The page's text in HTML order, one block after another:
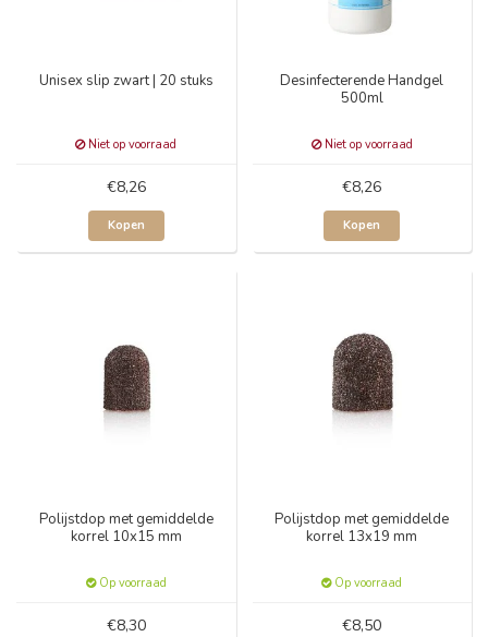
Unisex slip zwart | 20 stuks
Niet op voorraad
€8,26
Kopen
Desinfecterende Handgel
500ml
Niet op voorraad
€8,26
Kopen
Polijstdop met gemiddelde
korrel 10x15 mm
Op voorraad
€8,30
Polijstdop met gemiddelde
korrel 13x19 mm
Op voorraad
€8,50